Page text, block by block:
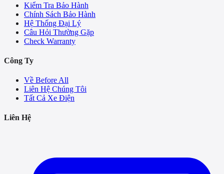
Kiểm Tra Bảo Hành
Chính Sách Bảo Hành
Hệ Thống Đại Lý
Câu Hỏi Thường Gặp
Check Warranty
Công Ty
Về Before All
Liên Hệ Chúng Tôi
Tất Cả Xe Điện
Liên Hệ